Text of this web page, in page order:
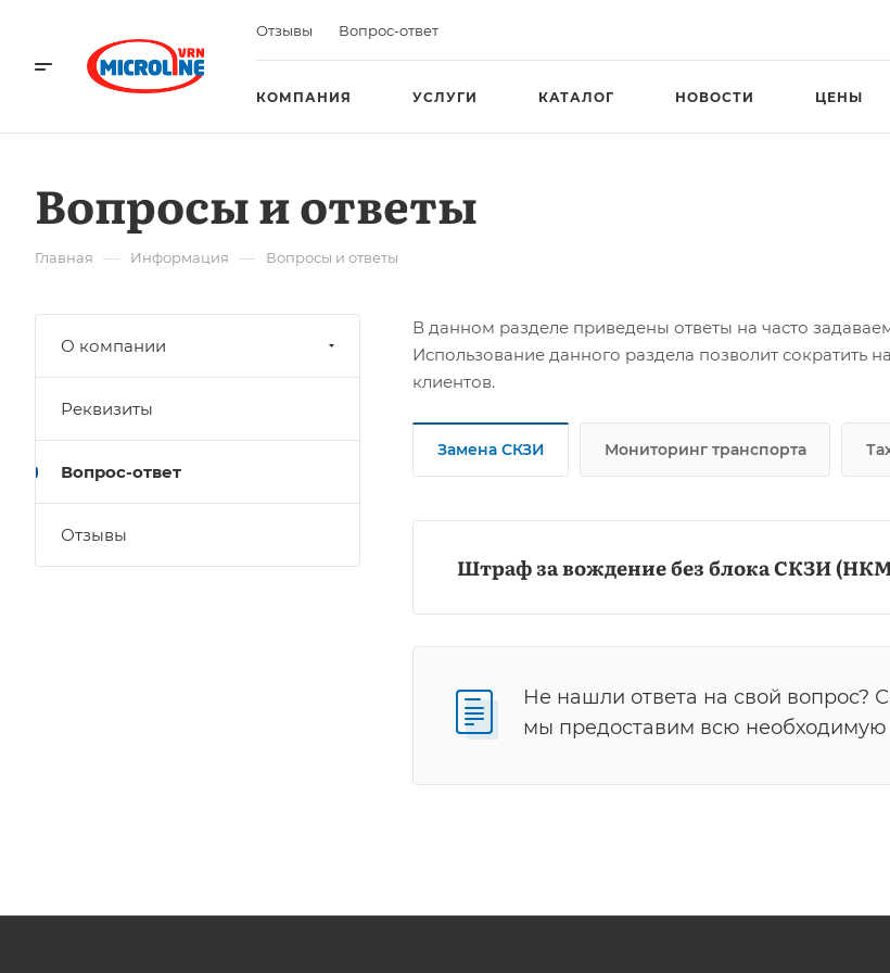
Отзывы Вопрос-ответ
КОМПАНИЯ УСЛУГИ КАТАЛОГ НОВОСТИ ЦЕНЫ
Вопросы и ответы
Главная — Информация — Вопросы и ответы
В данном разделе приведены ответы на часто
Использование данного раздела позволит сократить
клиентов.
Замена СКЗИ Мониторинг транспорта
Штраф за вождение без блока СКЗИ
Не нашли ответа на свой вопрос?
мы предоставим всю
О компании
Реквизиты
Вопрос-ответ
Отзывы